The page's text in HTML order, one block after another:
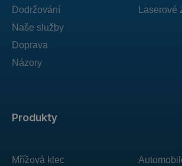
Produkty
Mřížová klec
Dodržování
Naše služby
Doprava
Názory